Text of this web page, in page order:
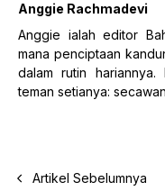
Anggie Rachmadevi
Anggie ialah editor
mana penciptaan
dalam rutin
teman setianya:
Artikel Sebelumnya